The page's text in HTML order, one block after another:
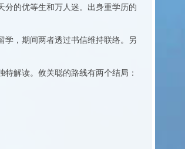
的优等生和万人迷。出身重学历的
，期间两者透过书信维持联络。另
解读。攸关聪的路线有两个结局：